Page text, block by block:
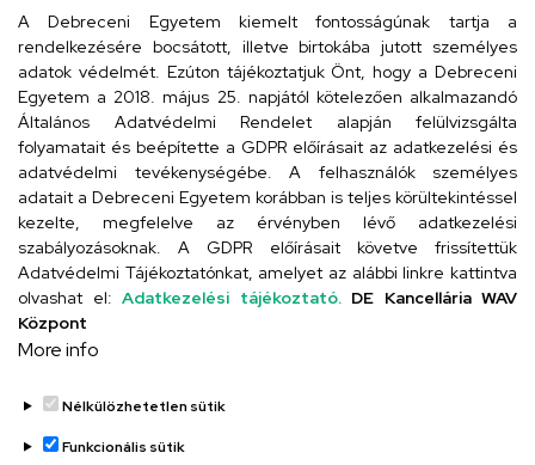
Weboldal
Csele Attilagyógymasszőr
A Debreceni Egyetem kiemelt fontosságúnak tartja a
rendelkezésére bocsátott, illetve birtokába jutott személyes
adatok védelmét. Ezúton tájékoztatjuk Önt, hogy a Debreceni
Egyetem a 2018. május 25. napjától kötelezően alkalmazandó
Általános Adatvédelmi Rendelet alapján felülvizsgálta
folyamatait és beépítette a GDPR előírásait az adatkezelési és
adatvédelmi tevékenységébe. A felhasználók személyes
adatait a Debreceni Egyetem korábban is teljes körültekintéssel
kezelte, megfelelve az érvényben lévő adatkezelési
szabályozásoknak. A GDPR előírásait követve frissítettük
Adatvédelmi Tájékoztatónkat, amelyet az alábbi linkre kattintva
olvashat el: Adatkezelési tájékoztató. DE Kancellária WAV
Központ
More info
Nélkülözhetetlen sütik
Funkcionális sütik